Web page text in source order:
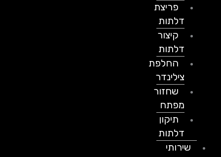
פריצת
דלתות
קיצור
דלתות
החלפת
צילינדר
שחזור
מפתח
תיקון
דלתות
שירותי